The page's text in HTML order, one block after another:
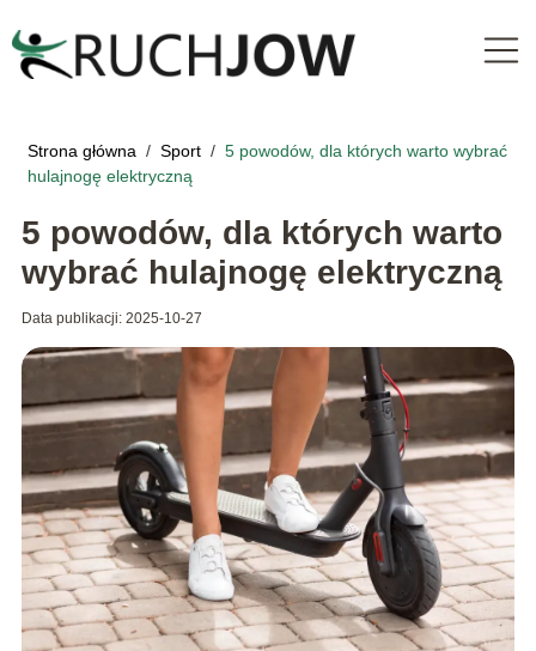
Strona główna / Sport / 5 powodów, dla których warto wybrać
hulajnogę elektryczną
5 powodów, dla których warto
wybrać hulajnogę elektryczną
Data publikacji: 2025-10-27